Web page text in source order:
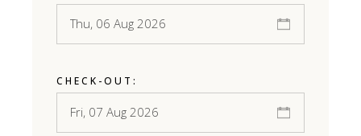
CHECK-OUT: